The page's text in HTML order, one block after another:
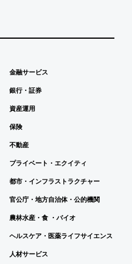
金融サービス
銀行・証券
資産運用
保険
不動産
プライベート・エクイティ
都市・インフラストラクチャー
官公庁・地方自治体・公的機関
農林水産・食 ・バイオ
ヘルスケア・医薬ライフサイエンス
人材サービス